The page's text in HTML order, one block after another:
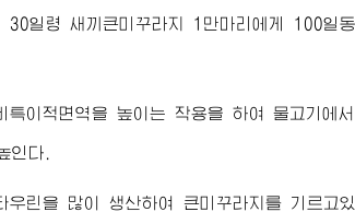
일령 새끼큰미꾸라지 1만마리에게 100일
이적면역을 높이는 작용을 하여 물고기에
인다.
린을 많이 생산하여 큰미꾸라지를 기르고